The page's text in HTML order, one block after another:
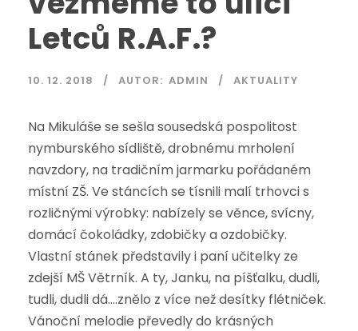
Letců R.A.F.?
10. 12. 2018 AUTOR: ADMIN AKTUALITY
Na Mikuláše se sešla sousedská pospolitost
nymburského sídliště, drobnému mrholení
navzdory, na tradičním jarmarku pořádaném
místní ZŠ. Ve stáncích se tísnili malí trhovci s
rozličnými výrobky: nabízely se věnce, svícny,
domácí čokoládky, zdobičky a ozdobičky.
Vlastní stánek představily i paní učitelky ze
zdejší MŠ Větrník. A ty, Janku, na píšťalku, dudli,
tudli, dudli dá….znělo z více než desítky flétniček.
Vánoční melodie převedly do krásných